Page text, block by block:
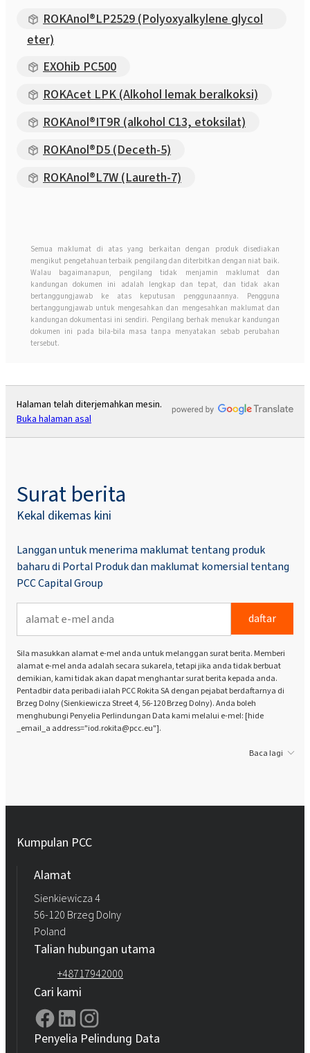
ROKAnol®LP2529 (Polyoxyalkylene glycol
eter)
EXOhib PC500
ROKAcet LPK (Alkohol lemak beralkoksi)
ROKAnol®IT9R (alkohol C13, etoksilat)
ROKAnol®D5 (Deceth-5)
ROKAnol®L7W (Laureth-7)
Semua maklumat di atas yang berkaitan dengan produk disediakan
mengikut pengetahuan terbaik pengilang dan diterbitkan dengan niat baik.
Walau bagaimanapun, pengilang tidak menjamin maklumat dan
kandungan dokumen ini adalah lengkap dan tepat, dan tidak akan
bertanggungjawab ke atas keputusan penggunaannya. Pengguna
bertanggungjawab untuk mengesahkan dan mengesahkan maklumat dan
kandungan dokumentasi ini sendiri. Pengilang berhak menukar kandungan
dokumen ini pada bila-bila masa tanpa menyatakan sebab perubahan
tersebut.
Halaman telah diterjemahkan mesin.
Buka halaman asal
Surat berita
Kekal dikemas kini
Langgan untuk menerima maklumat tentang produk
baharu di Portal Produk dan maklumat komersial tentang
PCC Capital Group
daftar
Sila masukkan alamat e-mel anda untuk melanggan surat berita. Memberi
alamat e-mel anda adalah secara sukarela, tetapi jika anda tidak berbuat
demikian, kami tidak akan dapat menghantar surat berita kepada anda.
Pentadbir data peribadi ialah PCC Rokita SA dengan pejabat berdaftarnya di
Brzeg Dolny (Sienkiewicza Street 4, 56-120 Brzeg Dolny). Anda boleh
menghubungi Penyelia Perlindungan Data kami melalui e-mel: [hide
_email_a address="iod.rokita@pcc.eu"].
Baca lagi
Kumpulan PCC
Alamat
Sienkiewicza 4
56-120 Brzeg Dolny
Poland
Talian hubungan utama
+48717942000
Cari kami
Penyelia Pelindung Data